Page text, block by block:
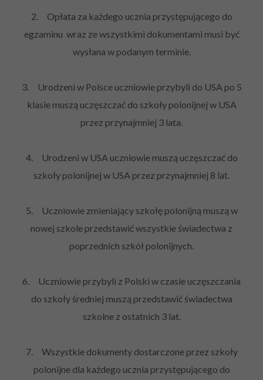
2. Opłata za każdego ucznia przystępującego do
egzaminu wraz ze wszystkimi dokumentami musi być
wysłana w podanym terminie.
3. Urodzeni w Polsce uczniowie przybyli do USA po 5
klasie muszą uczęszczać do szkoły polonijnej w USA
przez przynajmniej 3 lata.
4. Urodzeni w USA uczniowie muszą uczęszczać do
szkoły polonijnej w USA przez przynajmniej 8 lat.
5. Uczniowie zmieniający szkołę polonijną muszą w
nowej szkole przedstawić wszystkie świadectwa z
poprzednich szkół polonijnych.
6. Uczniowie przybyli z Polski w czasie uczęszczania
do szkoły średniej muszą przedstawić świadectwa
szkolne z ostatnich 3 lat.
7. Wszystkie dokumenty dostarczone przez szkoły
polonijne dla każdego ucznia przystępującego do